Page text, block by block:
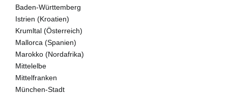
Baden-Württemberg
Istrien (Kroatien)
Krumltal (Österreich)
Mallorca (Spanien)
Marokko (Nordafrika)
Mittelelbe
Mittelfranken
München-Stadt